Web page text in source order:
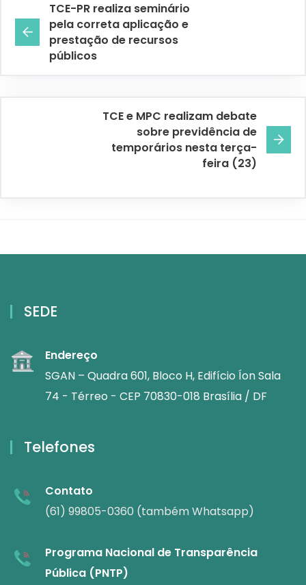
TCE-PR realiza seminário
pela correta aplicação e
prestação de recursos
públicos
TCE e MPC realizam debate
sobre previdência de
temporários nesta terça-
feira (23)
SEDE
Endereço
SGAN – Quadra 601, Bloco H, Edifício Íon Sala
74 - Térreo - CEP 70830-018 Brasília / DF
Telefones
Contato
(61) 99805-0360 (também Whatsapp)
Programa Nacional de Transparência
Pública (PNTP)